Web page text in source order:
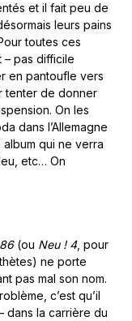
et il fait peu de
leurs pains
toutes ces
– pas difficile
en pantoufle vers
tenter de donner
On les
dans l’Allemagne
qui ne verra
etc… On
(ou Neu ! 4, pour
ne porte
pas mal son nom.
c’est qu’il
dans la carrière du